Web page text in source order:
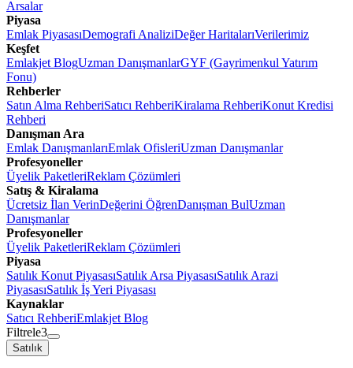
Arsalar
Piyasa
Emlak PiyasasıDemografi AnaliziDeğer HaritalarıVerilerimiz
Keşfet
Emlakjet BlogUzman DanışmanlarGYF (Gayrimenkul Yatırım
Fonu)
Rehberler
Satın Alma RehberiSatıcı RehberiKiralama RehberiKonut Kredisi
Rehberi
Danışman Ara
Emlak DanışmanlarıEmlak OfisleriUzman Danışmanlar
Profesyoneller
Üyelik PaketleriReklam Çözümleri
Satış & Kiralama
Ücretsiz İlan VerinDeğerini ÖğrenDanışman BulUzman
Danışmanlar
Profesyoneller
Üyelik PaketleriReklam Çözümleri
Piyasa
Satılık Konut PiyasasıSatılık Arsa PiyasasıSatılık Arazi
PiyasasıSatılık İş Yeri Piyasası
Kaynaklar
Satıcı RehberiEmlakjet Blog
Filtrele3
Satılık